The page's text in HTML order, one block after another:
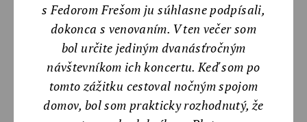
s Fedorom Frešom ju súhlasne podpísali,
dokonca s venovaním. V ten večer som
bol určite jediným dvanásťročným
návštevníkom ich koncertu. Keď som po
tomto zážitku cestoval nočným spojom
domov, bol som prakticky rozhodnutý, že